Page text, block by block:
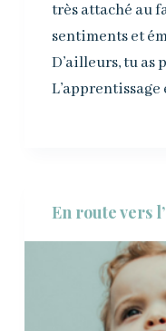
très attaché au
sentiments et
D’ailleurs, tu as
L’apprentissage
En route vers